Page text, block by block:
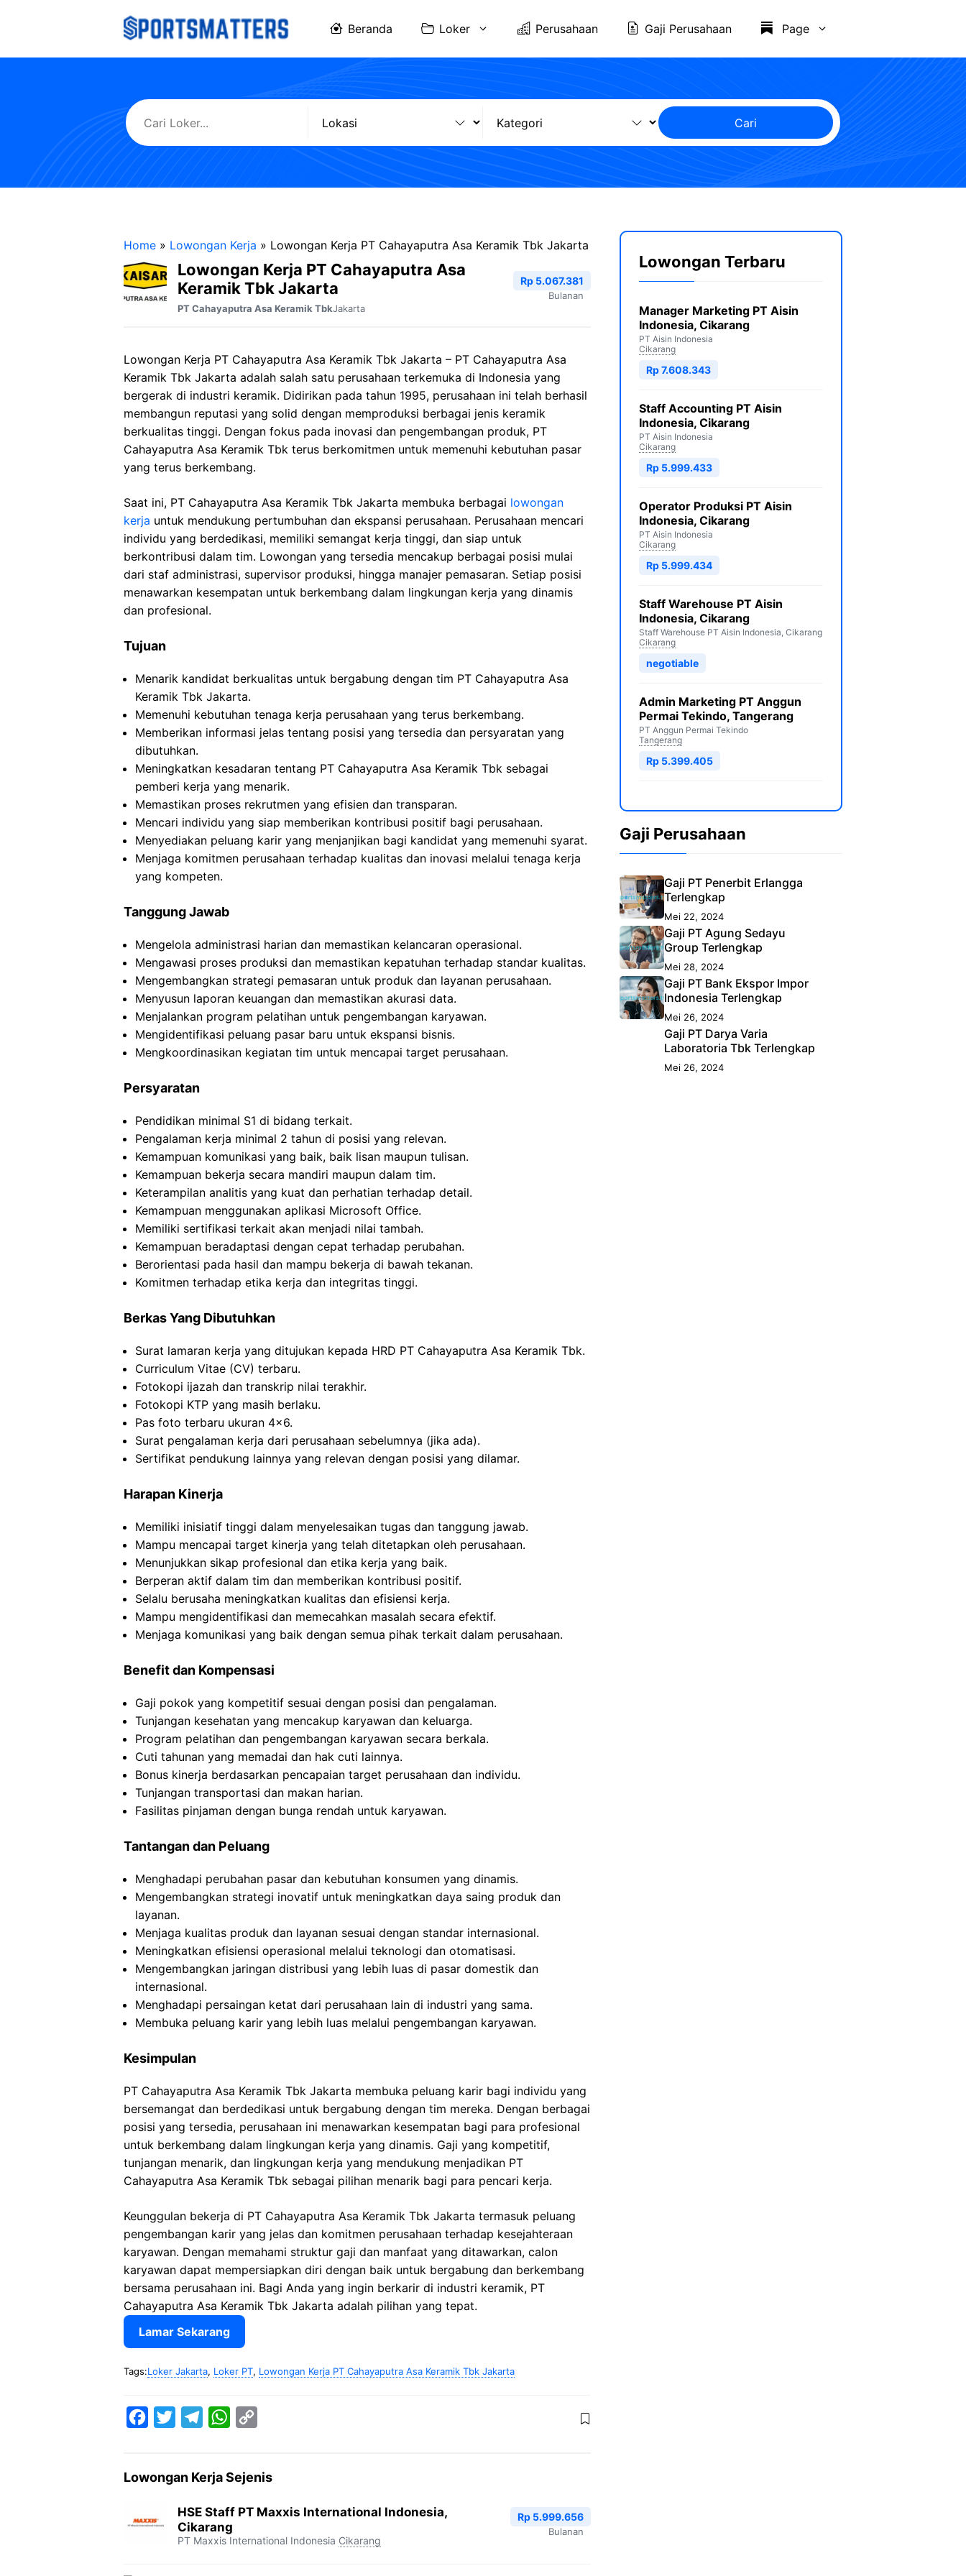
Beranda Loker Perusahaan Gaji Perusahaan Page
Cari
Home » Lowongan Kerja » Lowongan Kerja PT Cahayaputra Asa Keramik Tbk Jakarta
Lowongan Kerja PT Cahayaputra Asa
Keramik Tbk Jakarta
PT Cahayaputra Asa Keramik TbkJakarta
Rp 5.067.381
Bulanan
Lowongan Kerja PT Cahayaputra Asa Keramik Tbk Jakarta – PT Cahayaputra Asa
Keramik Tbk Jakarta adalah salah satu perusahaan terkemuka di Indonesia yang
bergerak di industri keramik. Didirikan pada tahun 1995, perusahaan ini telah berhasil
membangun reputasi yang solid dengan memproduksi berbagai jenis keramik
berkualitas tinggi. Dengan fokus pada inovasi dan pengembangan produk, PT
Cahayaputra Asa Keramik Tbk terus berkomitmen untuk memenuhi kebutuhan pasar
yang terus berkembang.
Saat ini, PT Cahayaputra Asa Keramik Tbk Jakarta membuka berbagai lowongan
kerja untuk mendukung pertumbuhan dan ekspansi perusahaan. Perusahaan mencari
individu yang berdedikasi, memiliki semangat kerja tinggi, dan siap untuk
berkontribusi dalam tim. Lowongan yang tersedia mencakup berbagai posisi mulai
dari staf administrasi, supervisor produksi, hingga manajer pemasaran. Setiap posisi
menawarkan kesempatan untuk berkembang dalam lingkungan kerja yang dinamis
dan profesional.
Tujuan
Menarik kandidat berkualitas untuk bergabung dengan tim PT Cahayaputra Asa
Keramik Tbk Jakarta.
Memenuhi kebutuhan tenaga kerja perusahaan yang terus berkembang.
Memberikan informasi jelas tentang posisi yang tersedia dan persyaratan yang
dibutuhkan.
Meningkatkan kesadaran tentang PT Cahayaputra Asa Keramik Tbk sebagai
pemberi kerja yang menarik.
Memastikan proses rekrutmen yang efisien dan transparan.
Mencari individu yang siap memberikan kontribusi positif bagi perusahaan.
Menyediakan peluang karir yang menjanjikan bagi kandidat yang memenuhi syarat.
Menjaga komitmen perusahaan terhadap kualitas dan inovasi melalui tenaga kerja
yang kompeten.
Tanggung Jawab
Mengelola administrasi harian dan memastikan kelancaran operasional.
Mengawasi proses produksi dan memastikan kepatuhan terhadap standar kualitas.
Mengembangkan strategi pemasaran untuk produk dan layanan perusahaan.
Menyusun laporan keuangan dan memastikan akurasi data.
Menjalankan program pelatihan untuk pengembangan karyawan.
Mengidentifikasi peluang pasar baru untuk ekspansi bisnis.
Mengkoordinasikan kegiatan tim untuk mencapai target perusahaan.
Persyaratan
Pendidikan minimal S1 di bidang terkait.
Pengalaman kerja minimal 2 tahun di posisi yang relevan.
Kemampuan komunikasi yang baik, baik lisan maupun tulisan.
Kemampuan bekerja secara mandiri maupun dalam tim.
Keterampilan analitis yang kuat dan perhatian terhadap detail.
Kemampuan menggunakan aplikasi Microsoft Office.
Memiliki sertifikasi terkait akan menjadi nilai tambah.
Kemampuan beradaptasi dengan cepat terhadap perubahan.
Berorientasi pada hasil dan mampu bekerja di bawah tekanan.
Komitmen terhadap etika kerja dan integritas tinggi.
Berkas Yang Dibutuhkan
Surat lamaran kerja yang ditujukan kepada HRD PT Cahayaputra Asa Keramik Tbk.
Curriculum Vitae (CV) terbaru.
Fotokopi ijazah dan transkrip nilai terakhir.
Fotokopi KTP yang masih berlaku.
Pas foto terbaru ukuran 4×6.
Surat pengalaman kerja dari perusahaan sebelumnya (jika ada).
Sertifikat pendukung lainnya yang relevan dengan posisi yang dilamar.
Harapan Kinerja
Memiliki inisiatif tinggi dalam menyelesaikan tugas dan tanggung jawab.
Mampu mencapai target kinerja yang telah ditetapkan oleh perusahaan.
Menunjukkan sikap profesional dan etika kerja yang baik.
Berperan aktif dalam tim dan memberikan kontribusi positif.
Selalu berusaha meningkatkan kualitas dan efisiensi kerja.
Mampu mengidentifikasi dan memecahkan masalah secara efektif.
Menjaga komunikasi yang baik dengan semua pihak terkait dalam perusahaan.
Benefit dan Kompensasi
Gaji pokok yang kompetitif sesuai dengan posisi dan pengalaman.
Tunjangan kesehatan yang mencakup karyawan dan keluarga.
Program pelatihan dan pengembangan karyawan secara berkala.
Cuti tahunan yang memadai dan hak cuti lainnya.
Bonus kinerja berdasarkan pencapaian target perusahaan dan individu.
Tunjangan transportasi dan makan harian.
Fasilitas pinjaman dengan bunga rendah untuk karyawan.
Tantangan dan Peluang
Menghadapi perubahan pasar dan kebutuhan konsumen yang dinamis.
Mengembangkan strategi inovatif untuk meningkatkan daya saing produk dan
layanan.
Menjaga kualitas produk dan layanan sesuai dengan standar internasional.
Meningkatkan efisiensi operasional melalui teknologi dan otomatisasi.
Mengembangkan jaringan distribusi yang lebih luas di pasar domestik dan
internasional.
Menghadapi persaingan ketat dari perusahaan lain di industri yang sama.
Membuka peluang karir yang lebih luas melalui pengembangan karyawan.
Kesimpulan
PT Cahayaputra Asa Keramik Tbk Jakarta membuka peluang karir bagi individu yang
bersemangat dan berdedikasi untuk bergabung dengan tim mereka. Dengan berbagai
posisi yang tersedia, perusahaan ini menawarkan kesempatan bagi para profesional
untuk berkembang dalam lingkungan kerja yang dinamis. Gaji yang kompetitif,
tunjangan menarik, dan lingkungan kerja yang mendukung menjadikan PT
Cahayaputra Asa Keramik Tbk sebagai pilihan menarik bagi para pencari kerja.
Keunggulan bekerja di PT Cahayaputra Asa Keramik Tbk Jakarta termasuk peluang
pengembangan karir yang jelas dan komitmen perusahaan terhadap kesejahteraan
karyawan. Dengan memahami struktur gaji dan manfaat yang ditawarkan, calon
karyawan dapat mempersiapkan diri dengan baik untuk bergabung dan berkembang
bersama perusahaan ini. Bagi Anda yang ingin berkarir di industri keramik, PT
Cahayaputra Asa Keramik Tbk Jakarta adalah pilihan yang tepat.
Lamar Sekarang
Tags:Loker Jakarta, Loker PT, Lowongan Kerja PT Cahayaputra Asa Keramik Tbk Jakarta
e
o
t
t
e
r
e
g
r
a
W
t
s
A
p
y
L
n
Lowongan Kerja Sejenis
HSE Staff PT Maxxis International Indonesia,
Cikarang
PT Maxxis International Indonesia Cikarang
Rp 5.999.656
Bulanan
Lowongan Terbaru
Manager Marketing PT Aisin
Indonesia, Cikarang
PT Aisin Indonesia
Cikarang
Rp 7.608.343
Staff Accounting PT Aisin
Indonesia, Cikarang
PT Aisin Indonesia
Cikarang
Rp 5.999.433
Operator Produksi PT Aisin
Indonesia, Cikarang
PT Aisin Indonesia
Cikarang
Rp 5.999.434
Staff Warehouse PT Aisin
Indonesia, Cikarang
Staff Warehouse PT Aisin Indonesia, Cikarang
Cikarang
negotiable
Admin Marketing PT Anggun
Permai Tekindo, Tangerang
PT Anggun Permai Tekindo
Tangerang
Rp 5.399.405
Gaji Perusahaan
Gaji PT Penerbit Erlangga
Terlengkap
Mei 22, 2024
Gaji PT Agung Sedayu
Group Terlengkap
Mei 28, 2024
Gaji PT Bank Ekspor Impor
Indonesia Terlengkap
Mei 26, 2024
Gaji PT Darya Varia
Laboratoria Tbk Terlengkap
Mei 26, 2024